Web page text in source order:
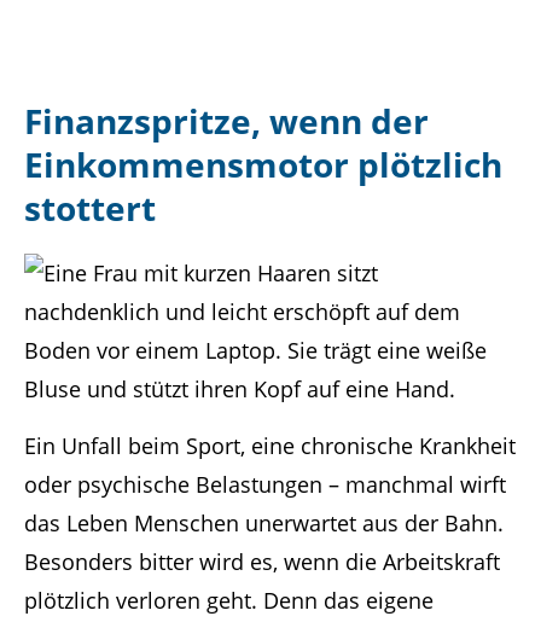
Finanzspritze, wenn der
Einkommensmotor plötzlich
stottert
Ein Unfall beim Sport, eine chronische Krankheit
oder psychische Belastungen – manchmal wirft
das Leben Menschen unerwartet aus der Bahn.
Besonders bitter wird es, wenn die Arbeitskraft
plötzlich verloren geht. Denn das eigene